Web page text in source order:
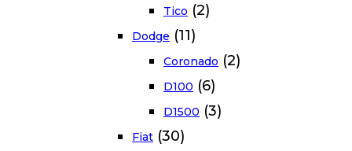
Tico (2)
Dodge (11)
Coronado (2)
D100 (6)
D1500 (3)
Fiat (30)